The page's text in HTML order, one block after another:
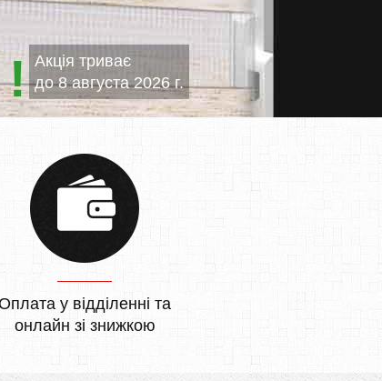
Акція триває
до8 августа 2026 г.
у відділенні та
онлайн зі знижкою